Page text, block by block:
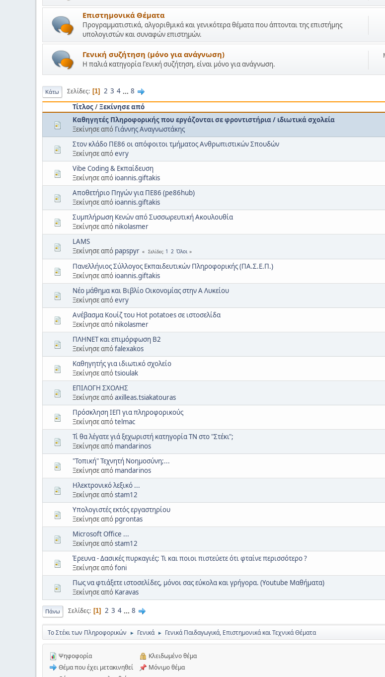
Επιστημονικά Θέματα
Προγραμματιστικά, αλγοριθμικά και γενικότερα θέματα που άπτονται της επιστήμης
υπολογιστών και συναφών επιστημών.
Γενική συζήτηση (μόνο για ανάγνωση)
Η παλιά κατηγορία Γενική συζήτηση, είναι μόνο για ανάγνωση.
Κάτω Σελίδες 1 2 3 4 ... 8
Τίτλος/Ξεκίνησε από
Καθηγητές Πληροφορικής που εργάζονται σε φροντιστήρια / ιδιωτικά σχολεία
Ξεκίνησε από Γιάννης Αναγνωστάκης
Στον κλάδο ΠΕ86 οι απόφοιτοι τμήματος Ανθρωπιστικών Σπουδών
Ξεκίνησε απόevry
Vibe Coding & Εκπαίδευση
Ξεκίνησε από ioannis.giftakis
Αποθετήριο Πηγών για ΠΕ86 (pe86hub)
Ξεκίνησε από ioannis.giftakis
Συμπλήρωση Κενών από Συσσωρευτική Ακουλουθία
Ξεκίνησε από nikolasmer
LAMS
Ξεκίνησε από papspyr Σελίδες 1 2 Όλοι
Πανελλήνιος Σύλλογος Εκπαιδευτικών Πληροφορικής (ΠΑ.Σ.Ε.Π.)
Ξεκίνησε από ioannis.giftakis
Νέο μάθημα και Βιβλίο Οικονομίας στην Α Λυκείου
Ξεκίνησε απόevry
Ανέβασμα Κουίζ του Hot potatoes σε ιστοσελίδα
Ξεκίνησε από nikolasmer
ΠΛΗΝΕΤ και επιμόρφωση Β2
Ξεκίνησε απόfalexakos
Καθηγητής για ιδιωτικό σχολείο
Ξεκίνησε απόtsioulak
ΕΠΙΛΟΓΗ ΣΧΟΛΗΣ
Ξεκίνησε απόaxilleas.tsiakatouras
Πρόσκληση ΙΕΠ για πληροφορικούς
Ξεκίνησε απόtelmac
Τί θα λέγατε γιά ξεχωριστή κατηγορία ΤΝ στο "Στέκι";
Ξεκίνησε από mandarinos
"Τοπική" Τεχνητή Νοημοσύνη;...
Ξεκίνησε από mandarinos
Ηλεκτρονικό λεξικό ...
Ξεκίνησε απόstam12
Υπολογιστές εκτός εργαστηρίου
Ξεκίνησε από pgrontas
Microsoft Office ...
Ξεκίνησε απόstam12
Έρευνα - Δασικές πυρκαγιές: Τι και ποιοι πιστεύετε ότι φταίνε περισσότερο ?
Ξεκίνησε απόfoni
Πως να φτιάξετε ιστοσελίδες, μόνοι σας εύκολα και γρήγορα. (Youtube Μαθήματα)
Ξεκίνησε από Karavas
Πάνω Σελίδες 1 2 3 4 ... 8
Το Στέκι των Πληροφορικών ► Γενικά ► Γενικά Παιδαγωγικά, Επιστημονικά και Τεχνικά Θέματα
Ψηφοφορία
Θέμα που έχει μετακινηθεί
Κλειδωμένο θέμα
Μόνιμο θέμα